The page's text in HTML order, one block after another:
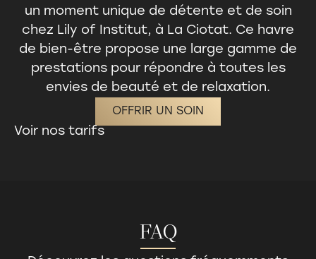
un moment unique de détente et de soin
chez Lily of Institut, à La Ciotat. Ce havre
de bien-être propose une large gamme de
prestations pour répondre à toutes les
envies de beauté et de relaxation.
OFFRIR UN SOIN
Voir nos tarifs
FAQ